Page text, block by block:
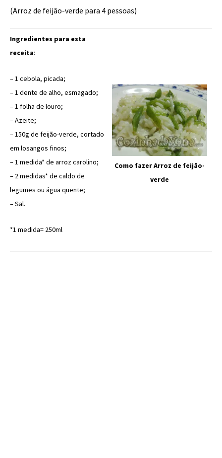
(Arroz de feijão-verde para 4 pessoas)
Ingredientes para esta
receita:
– 1 cebola, picada;
– 1 dente de alho, esmagado;
– 1 folha de louro;
– Azeite;
– 150g de feijão-verde, cortado
em losangos finos;
– 1 medida* de arroz carolino;
– 2 medidas* de caldo de
legumes ou água quente;
– Sal.
*1 medida= 250ml
Como fazer Arroz de feijão-
verde